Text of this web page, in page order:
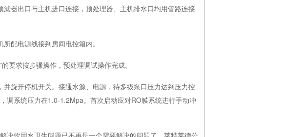
器出口与主机进口连接，预处理器、主机排水口均用管路连接
配电源线接到房间电控箱内。
求按步骤操作，预处理调试操作完成。
旋开停机开关。接通水源、电源，待多级泵口压力达到压力控
调系统压力在1.0-1.2Mpa。首次启动应对RO膜系统进行手动冲
饮用水卫生问题已不再是一个需要解决的问题了。莱特莱德公